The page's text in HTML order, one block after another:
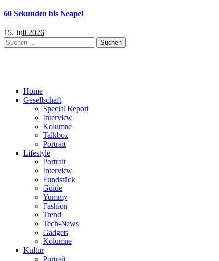
60 Sekunden bis Neapel
15. Juli 2026
Suchen
nach:
Home
Gesellschaft
Special Report
Interview
Kolumne
Talkbox
Portrait
Lifestyle
Portrait
Interview
Fundstück
Guide
Yummy
Fashion
Trend
Tech-News
Gadgets
Kolumne
Kultur
Portrait